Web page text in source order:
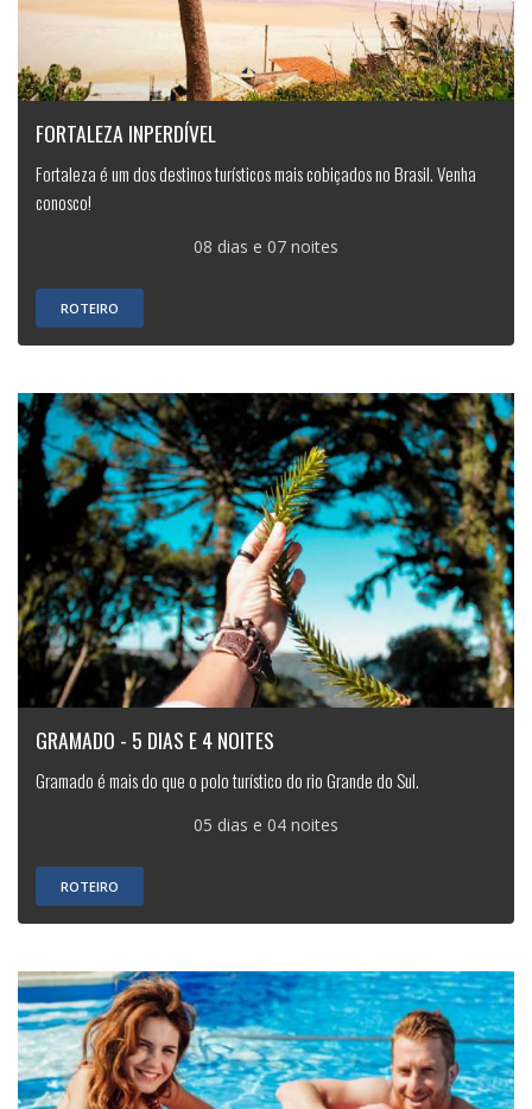
FORTALEZA INPERDÍVEL
Fortaleza é um dos destinos turísticos mais cobiçados no Brasil. Venha
conosco!
08 dias e 07 noites
ROTEIRO
GRAMADO - 5 DIAS E 4 NOITES
Gramado é mais do que o polo turístico do rio Grande do Sul.
05 dias e 04 noites
ROTEIRO